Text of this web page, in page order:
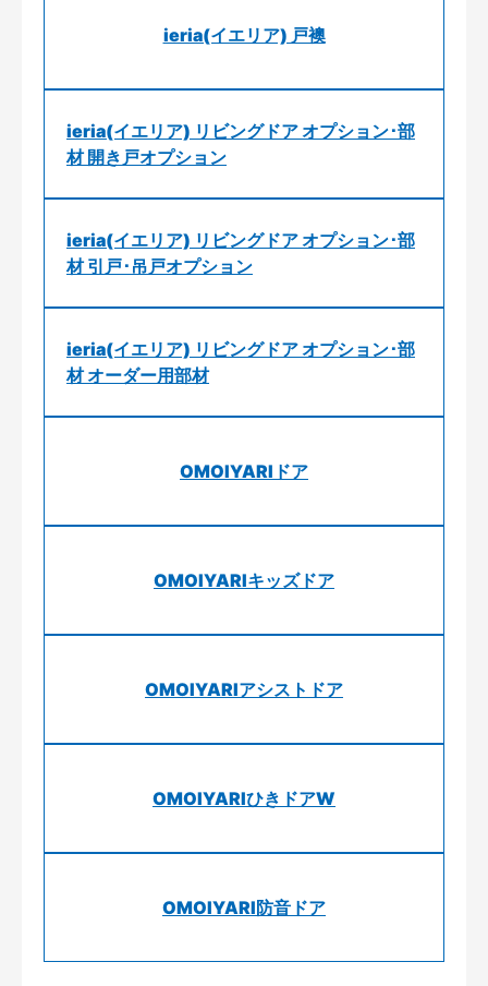
ieria(イエリア) 戸襖
ieria(イエリア) リビングドア オプション･部
材 開き戸オプション
ieria(イエリア) リビングドア オプション･部
材 引戸･吊戸オプション
ieria(イエリア) リビングドア オプション･部
材 オーダー用部材
OMOIYARIドア
OMOIYARIキッズドア
OMOIYARIアシストドア
OMOIYARIひきドアW
OMOIYARI防音ドア